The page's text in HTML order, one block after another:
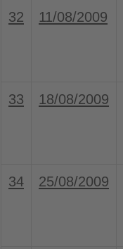
32
11/08/2009
33
18/08/2009
34
25/08/2009